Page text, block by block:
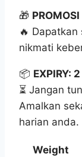
🎁
🔥 Dapatkan
nikmati
📦 EXPIRY:
⏳ Jangan
Amalkan
harian anda.
Weight